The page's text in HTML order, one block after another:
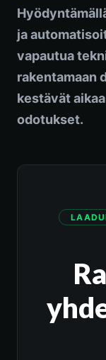
ja
vapautua
rakentamaan
kestävät
odotukset.